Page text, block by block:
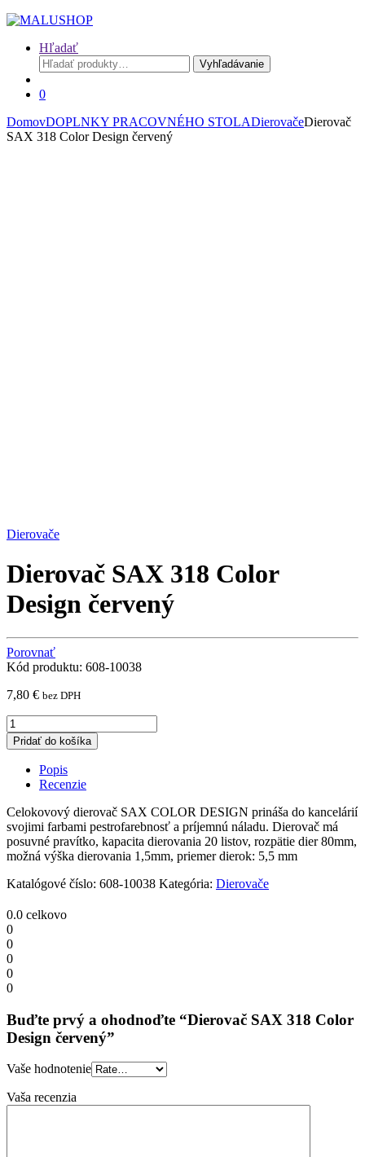
Hľadať
Hľadať:
Vyhľadávanie
0
DomovDOPLNKY PRACOVNÉHO STOLADierovačeDierovač
SAX 318 Color Design červený
Dierovače
Dierovač SAX 318 Color
Design červený
Porovnať
Kód produktu: 608-10038
7,80 € bez DPH
Dierovač
SAX
318
Color
Design
červený
quantity
Pridať do košíka
Popis
Recenzie
Celokovový dierovač SAX COLOR DESIGN prináša do kancelárií
svojimi farbami pestrofarebnosť a príjemnú náladu. Dierovač má
posuvné pravítko, kapacita dierovania 20 listov, rozpätie dier 80mm,
možná výška dierovania 1,5mm, priemer dierok: 5,5 mm
Katalógové číslo: 608-10038 Kategória: Dierovače
0.0 celkovo
0
0
0
0
0
Buďte prvý a ohodnoďte “Dierovač SAX 318 Color
Design červený”
Vaše hodnotenie
Vaša recenzia